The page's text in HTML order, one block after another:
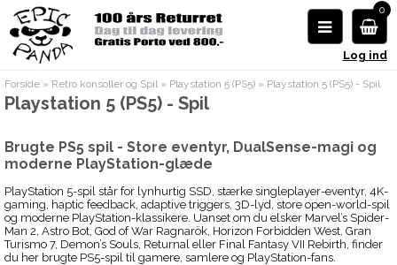
0
Log ind
Forside » Retro konsoller og Spil» Playstation 5 (PS5) » Playstation 5 (PS5) - Spil
Playstation 5 (PS5) - Spil
Brugte PS5 spil - Store eventyr, DualSense-magi og
moderne PlayStation-glæde
PlayStation 5-spil står for lynhurtig SSD, stærke singleplayer-eventyr, 4K-
gaming, haptic feedback, adaptive triggers, 3D-lyd, store open-world-spil
og moderne PlayStation-klassikere. Uanset om du elsker Marvel’s Spider-
Man 2, Astro Bot, God of War Ragnarök, Horizon Forbidden West, Gran
Turismo 7, Demon’s Souls, Returnal eller Final Fantasy VII Rebirth, finder
du her brugte PS5-spil til gamere, samlere og PlayStation-fans.